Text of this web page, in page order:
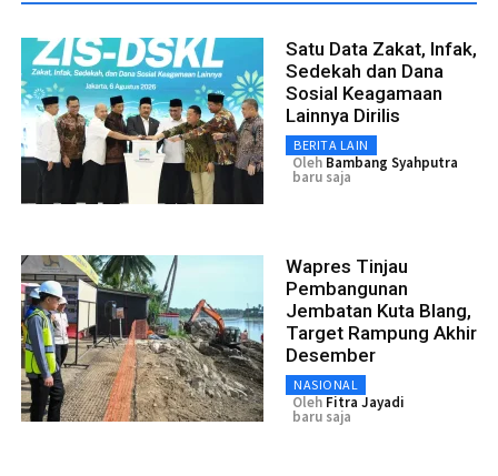
Satu Data Zakat, Infak,
Sedekah dan Dana
Sosial Keagamaan
Lainnya Dirilis
BERITA LAIN
Oleh Bambang Syahputra
baru saja
Wapres Tinjau
Pembangunan
Jembatan Kuta Blang,
Target Rampung Akhir
Desember
NASIONAL
Oleh Fitra Jayadi
baru saja